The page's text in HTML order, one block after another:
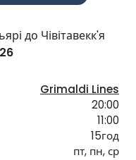
до Чівітавекк'я
Grimaldi Lines
20:00
11:00
15год
пт, пн, ср